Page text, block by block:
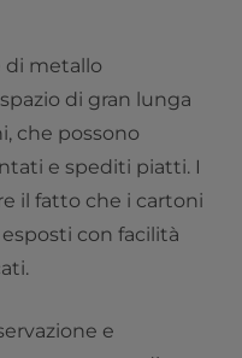
di metallo
di gran lunga
che possono
e spediti piatti. I
il fatto che i cartoni
con facilità
e